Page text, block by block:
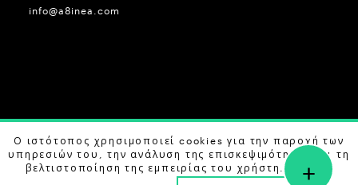
info@a8inea.com
COPYRIGHT © 2026 αθηΝΕΑ, ALL RIGHTS RESERVED.
DESIGN BY G DESIGN STUDIO. DEVELOPED BYB LABS
Ο ιστότοπος χρησιμοποιεί cookies για την παροχή των
υπηρεσιών του, την ανάλυση της επισκεψιμότητας και τη
βελτιστοποίηση της εμπειρίας του χρήστη. Μάθετε
+